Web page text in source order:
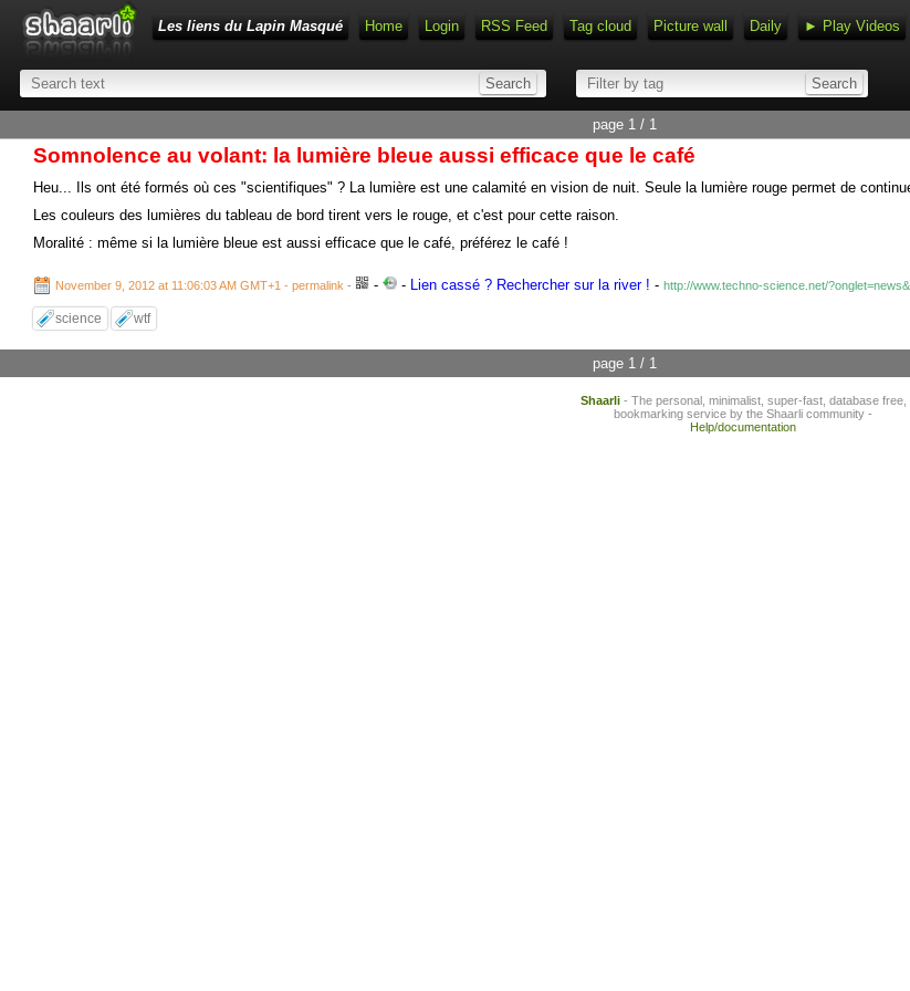
Les liens du Lapin Masqué
Home Login RSS Feed Tag cloud Picture wall Daily ► Play Videos
page 1 / 1
Somnolence au volant: la lumière bleue aussi efficace que le café
Heu... Ils ont été formés où ces "scientifiques" ? La lumière est une calamité en vision de nuit. Seule la lumière rouge permet de
Les couleurs des lumières du tableau de bord tirent vers le rouge, et c'est pour cette raison.
Moralité : même si la lumière bleue est aussi efficace que le café, préférez le café !
November 9, 2012 at 11:06:03 AM GMT+1 - permalink - - - Lien cassé ? Rechercher sur la river ! - http://www.techno-science.net/
science wtf
page 1 / 1
Shaarli- The personal, minimalist, super-fast, database free,
bookmarking service by the Shaarli community -
Help/documentation